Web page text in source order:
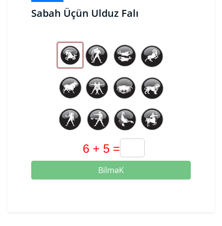
Sabah Üçün Ulduz Falı
BilməK